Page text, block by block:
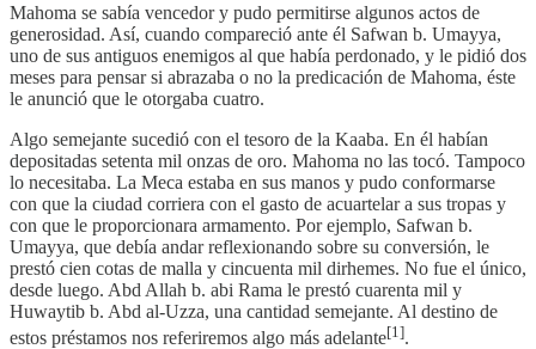
Mahoma se sabía vencedor y pudo permitirse algunos actos de
generosidad. Así, cuando compareció ante él Safwan b. Umayya,
uno de sus antiguos enemigos al que había perdonado, y le pidió dos
meses para pensar si abrazaba o no la predicación de Mahoma, éste
le anunció que le otorgaba cuatro.
Algo semejante sucedió con el tesoro de la Kaaba. En él habían
depositadas setenta mil onzas de oro. Mahoma no las tocó. Tampoco
lo necesitaba. La Meca estaba en sus manos y pudo conformarse
con que la ciudad corriera con el gasto de acuartelar a sus tropas y
con que le proporcionara armamento. Por ejemplo, Safwan b.
Umayya, que debía andar reflexionando sobre su conversión, le
prestó cien cotas de malla y cincuenta mil dirhemes. No fue el único,
desde luego. Abd Allah b. abi Rama le prestó cuarenta mil y
Huwaytib b. Abd al-Uzza, una cantidad semejante. Al destino de
estos préstamos nos referiremos algo más adelante[1].